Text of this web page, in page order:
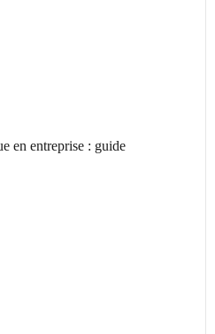
en entreprise : guide